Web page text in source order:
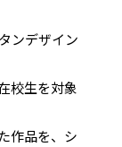
ンデザイン
校生を対象
作品を、シ